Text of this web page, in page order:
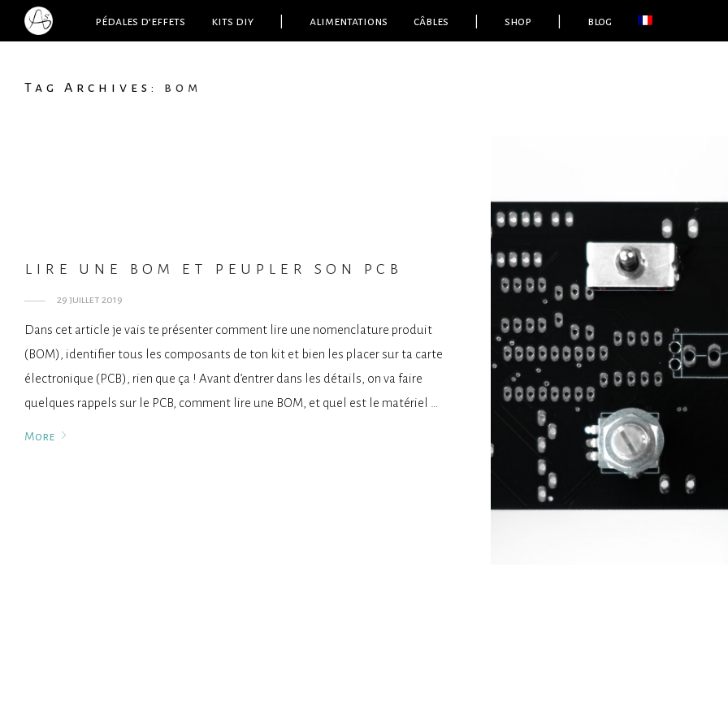
pédales d’effets kits diy alimentations câbles shop blog
Tag Archives: bom
lire une bom et peupler son pcb
29 juillet 2019
Dans cet article je vais te présenter comment lire une nomenclature produit
(BOM), identifier tous les composants de ton kit et bien les placer sur ta carte
électronique (PCB), rien que ça ! Avant d’entrer dans les détails, on va faire
quelques rappels sur le PCB, comment lire une BOM, et quel est le matériel …
More